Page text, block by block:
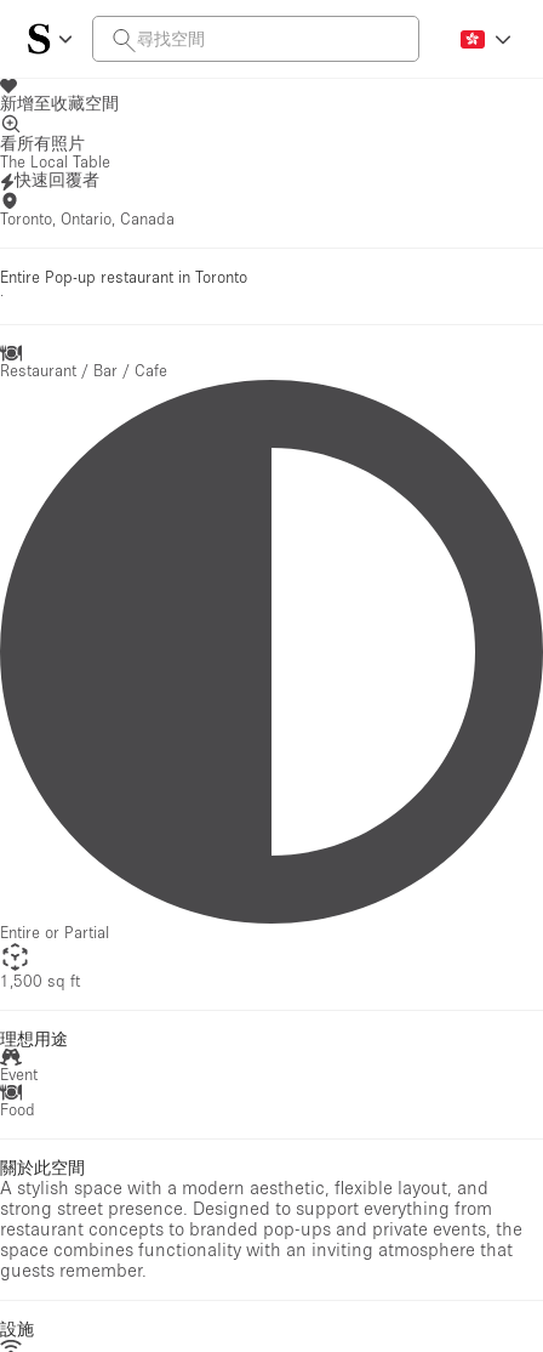
新增至收藏空間
看所有照片
The Local Table
快速回覆者
Toronto, Ontario, Canada
Entire Pop-up restaurant in Toronto
·
Restaurant / Bar / Cafe
Entire or Partial
1,500 sq ft
理想用途
Event
Food
關於此空間
A stylish space with a modern aesthetic, flexible layout, and
strong street presence. Designed to support everything from
restaurant concepts to branded pop-ups and private events, the
space combines functionality with an inviting atmosphere that
guests remember.
設施